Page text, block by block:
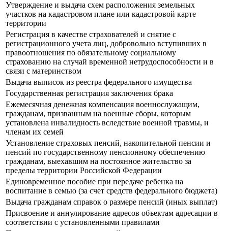
Утверждение и выдача схем расположения земельных
участков на кадастровом плане или кадастровой карте
территории
Регистрация в качестве страхователей и снятие с
регистрационного учета лиц, добровольно вступивших в
правоотношения по обязательному социальному
страхованию на случай временной нетрудоспособности и в
связи с материнством
Выдача выписок из реестра федерального имущества
Государственная регистрация заключения брака
Ежемесячная денежная компенсация военнослужащим,
гражданам, призванным на военные сборы, которым
установлена инвалидность вследствие военной травмы, и
членам их семей
Установление страховых пенсий, накопительной пенсии и
пенсий по государственному пенсионному обеспечению
гражданам, выехавшим на постоянное жительство за
пределы территории Российской Федерации
Единовременное пособие при передаче ребенка на
воспитание в семью (за счет средств федерального бюджета)
Выдача гражданам справок о размере пенсий (иных выплат)
Присвоение и аннулирование адресов объектам адресации в
соответствии с установленными правилами